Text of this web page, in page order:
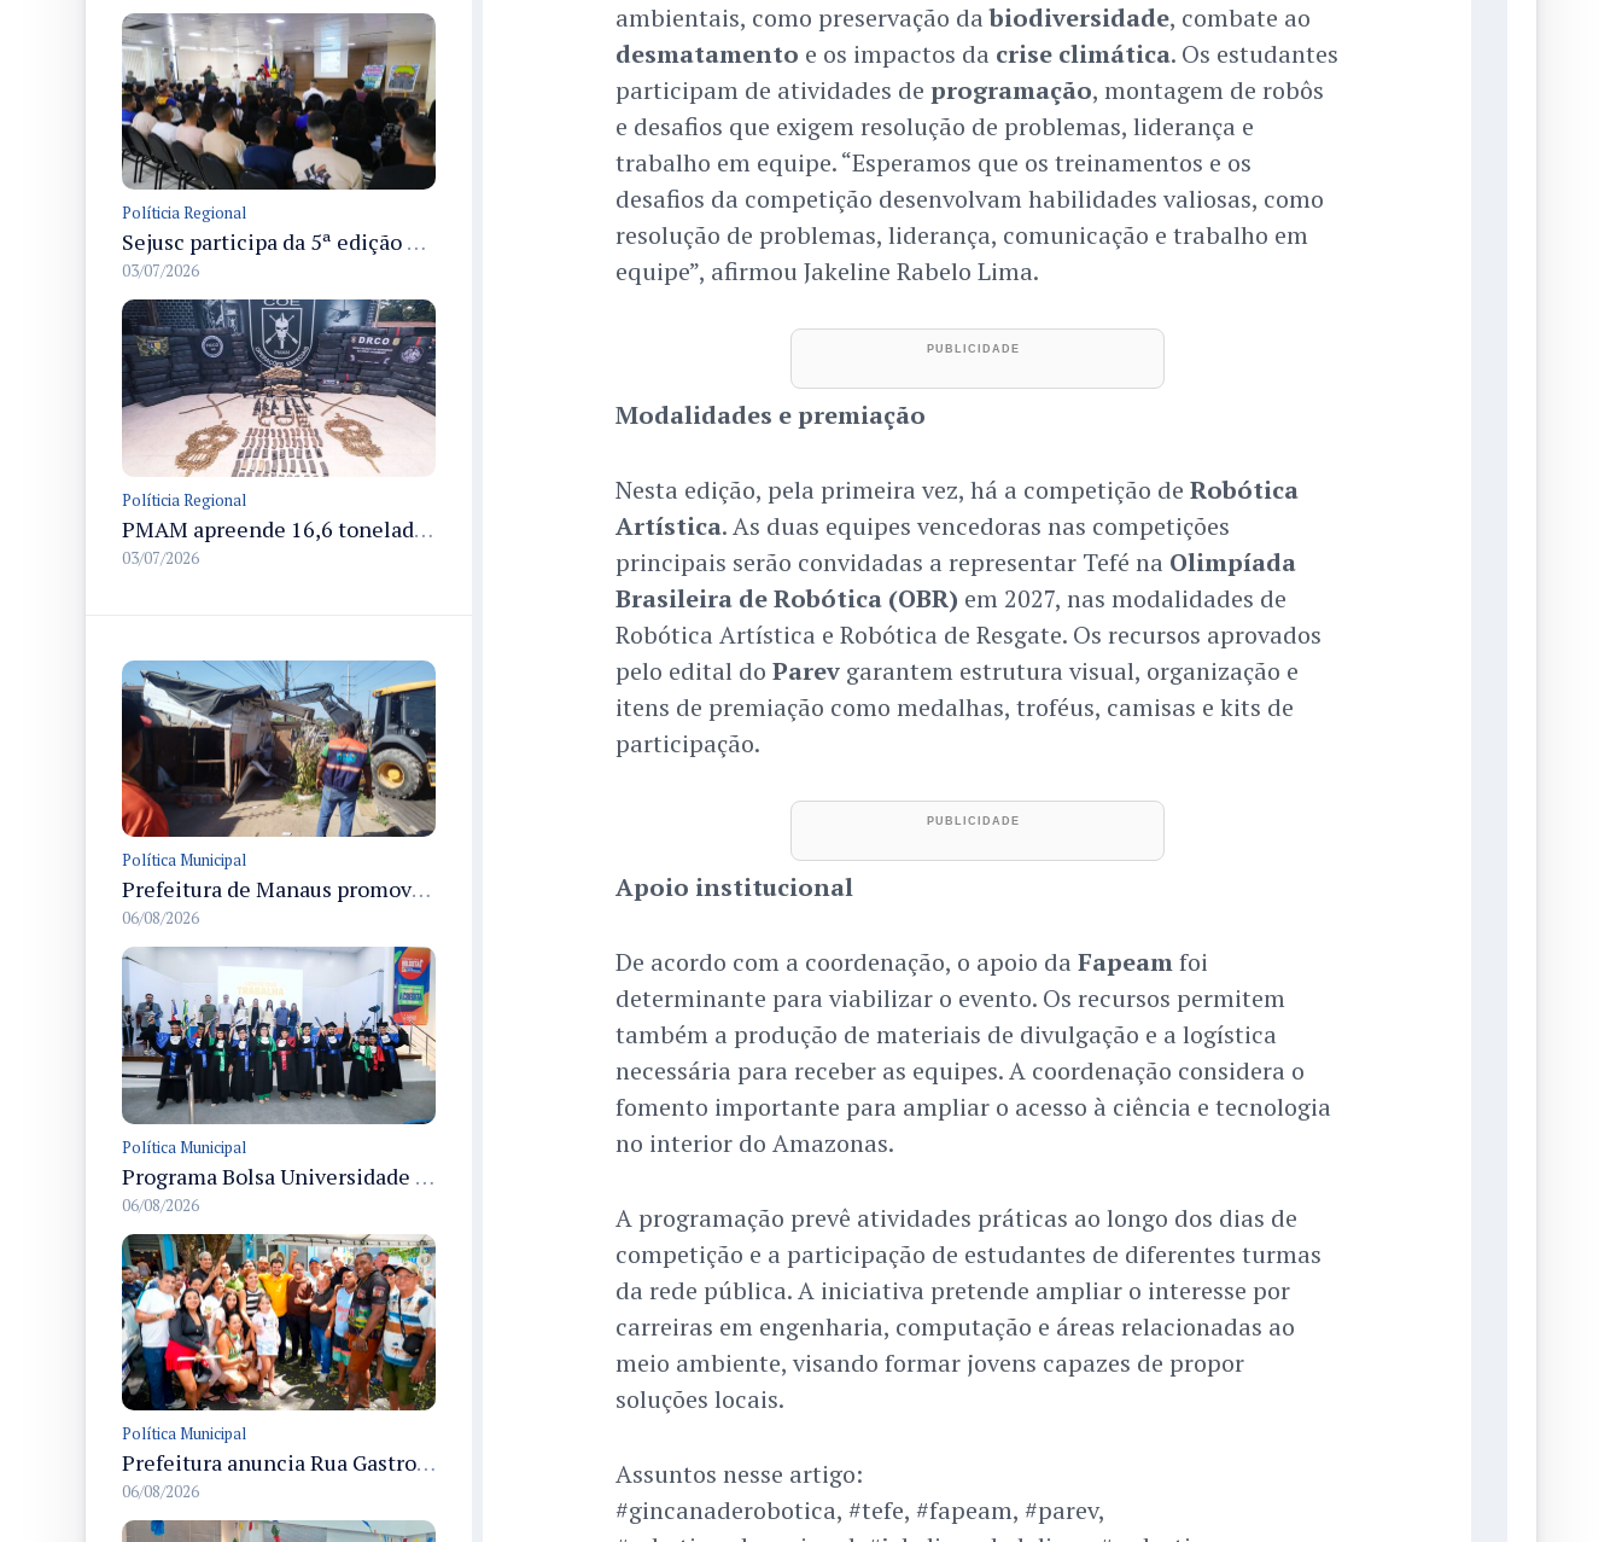
Políticia Regional
Sejusc participa da 5ª edição do Caminhos Literários com foco na cultura hip-hop nas unidades socioeducativas
03/07/2026
Políticia Regional
PMAM apreende 16,6 toneladas de entorpecentes e registra aumento nas prisões em flagrante e nas capturas de foragidos no primeiro semestre de 2026
03/07/2026
Política Municipal
Prefeitura de Manaus promove demolição administrativa de cinco estruturas que ocupavam calçada pública
06/08/2026
Política Municipal
Programa Bolsa Universidade entrega certificados a formandos em Manaus na sede do Executivo municipal
06/08/2026
Política Municipal
Prefeitura anuncia Rua Gastronômica de Manaus e garante alternativas para 54 ambulantes cadastrados
06/08/2026
ambientais, como preservação dabiodiversidade, combate ao
desmatamento e os impactos da crise climática. Os estudantes
participam de atividades de programação, montagem de robôs
e desafios que exigem resolução de problemas, liderança e
trabalho em equipe. “Esperamos que os treinamentos e os
desafios da competição desenvolvam habilidades valiosas, como
resolução de problemas, liderança, comunicação e trabalho em
equipe”, afirmou Jakeline Rabelo Lima.
Modalidades e premiação
Nesta edição, pela primeira vez, há a competição de Robótica
Artística. As duas equipes vencedoras nas competições
principais serão convidadas a representar Tefé na Olimpíada
Brasileira de Robótica (OBR) em 2027, nas modalidades de
Robótica Artística e Robótica de Resgate. Os recursos aprovados
pelo edital do Parevgarantem estrutura visual, organização e
itens de premiação como medalhas, troféus, camisas e kits de
participação.
Apoio institucional
De acordo com a coordenação, o apoio da Fapeamfoi
determinante para viabilizar o evento. Os recursos permitem
também a produção de materiais de divulgação e a logística
necessária para receber as equipes. A coordenação considera o
fomento importante para ampliar o acesso à ciência e tecnologia
no interior do Amazonas.
A programação prevê atividades práticas ao longo dos dias de
competição e a participação de estudantes de diferentes turmas
da rede pública. A iniciativa pretende ampliar o interesse por
carreiras em engenharia, computação e áreas relacionadas ao
meio ambiente, visando formar jovens capazes de propor
soluções locais.
Assuntos nesse artigo:
#gincanaderobotica, #tefe, #fapeam, #parev,